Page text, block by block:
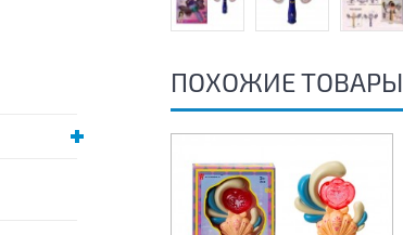
ПОХОЖИЕ ТОВАРЫ